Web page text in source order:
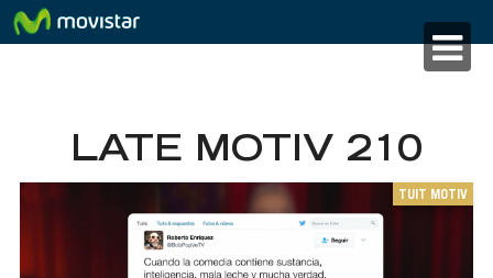
LATE MOTIV 210
TUIT MOTIV